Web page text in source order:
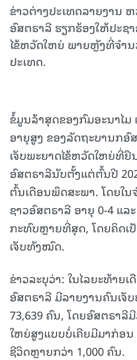
ຂ່າວຕ່າງປະເທດລາຍງານ
ອົສຕຣາລີ ຮຽກຮ້ອງໃຫ້ປະຊ
ໄຂ້ຫວັດໃຫຍ່ ພາຍຫຼັງທີ່ຈຳ
ປະເທດ.
ຂໍ້ມູນລ້າສຸດຂອງກົມອະນາໄມ
ອາຍຸສູງ ຂອງລັດຖະບານກອົ
ເຈັບພະຍາດໄຂ້ຫວັດໃຫຍ່ທີ່ຢຶ
ອົສຕຣາລີນັບຕັ້ງແຕ່ຕົ້ນປີ
ຕົ້ນເດືອນພຶດສະພາ. ໂດຍໃ
ຊາວອົສຕຣາລີ ອາຍຸ 0-4 ແລ
ກະທົບຫຼາຍທີ່ສຸດ, ໂດຍຄິດເ
ເຈັບທັງໝົດ.
ຂ່າວລະບຸວ່າ: ໃນໄລຍະທ້າຍ
ອົສຕຣາລີ ມີລາຍງານຄົນເຈັ
73,639 ຄົນ, ໂດຍອົສຕຣາລີ
ໃຫຍ່ສູງແບບບໍ່ເຄີຍມີມາກ່ອນ
ຊີວິດຫຼາຍກວ່າ 1,000 ຄົນ.